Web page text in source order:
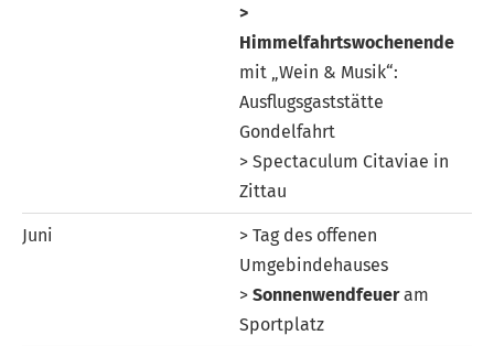
>
Himmelfahrtswochenende
mit „Wein & Musik“:
Ausflugsgaststätte
Gondelfahrt
> Spectaculum Citaviae in
Zittau
Juni
> Tag des offenen
Umgebindehauses
> Sonnenwendfeueram
Sportplatz